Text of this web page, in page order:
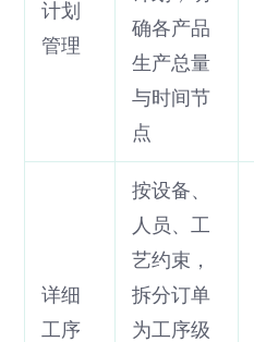
计划
管理
确各产品
生产总量
与时间节
点
详细
工序
按设备、
人员、工
艺约束，
拆分订单
为工序级